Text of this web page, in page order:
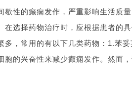
歇性的癫痫发作，严重影响生活质
在选择药物治疗时，应根据患者的
多，常用的有以下几类药物：1.苯妥
的兴奋性来减少癫痫发作。然而